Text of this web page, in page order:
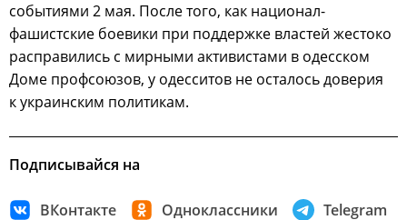
событиями 2 мая. После того, как национал-
фашистские боевики при поддержке властей жестоко
расправились с мирными активистами в одесском
Доме профсоюзов, у одесситов не осталось доверия
к украинским политикам.
Подписывайся на
ВКонтакте Одноклассники Telegram